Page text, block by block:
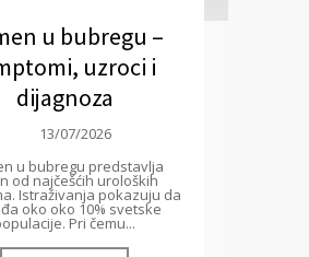
u bubregu –
uzroci i
dijagnoza
13/07/2026
u bubregu predstavlja
od najčešćih uroloških
Istraživanja pokazuju da
oko oko 10% svetske
Pri čemu...